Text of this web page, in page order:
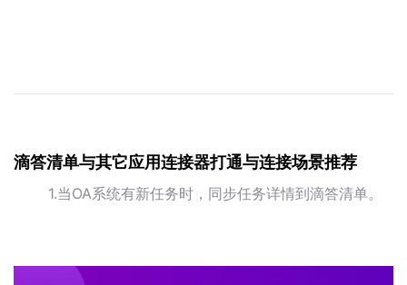
滴答清单与其它应用连接器打通与连接场景推荐
1.当OA系统有新任务时，同步任务详情到滴答清单。